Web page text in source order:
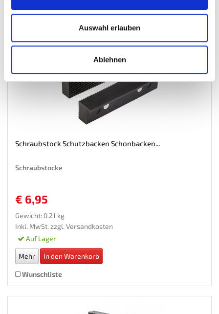
Auswahl erlauben
Ablehnen
Schraubstock Schutzbacken Schonbacken...
Schraubstocke
€ 6,95
Gewicht: 0.21 kg
Inkl. MwSt. zzgl. Versandkosten
Auf Lager
Mehr In den Warenkorb
Wunschliste